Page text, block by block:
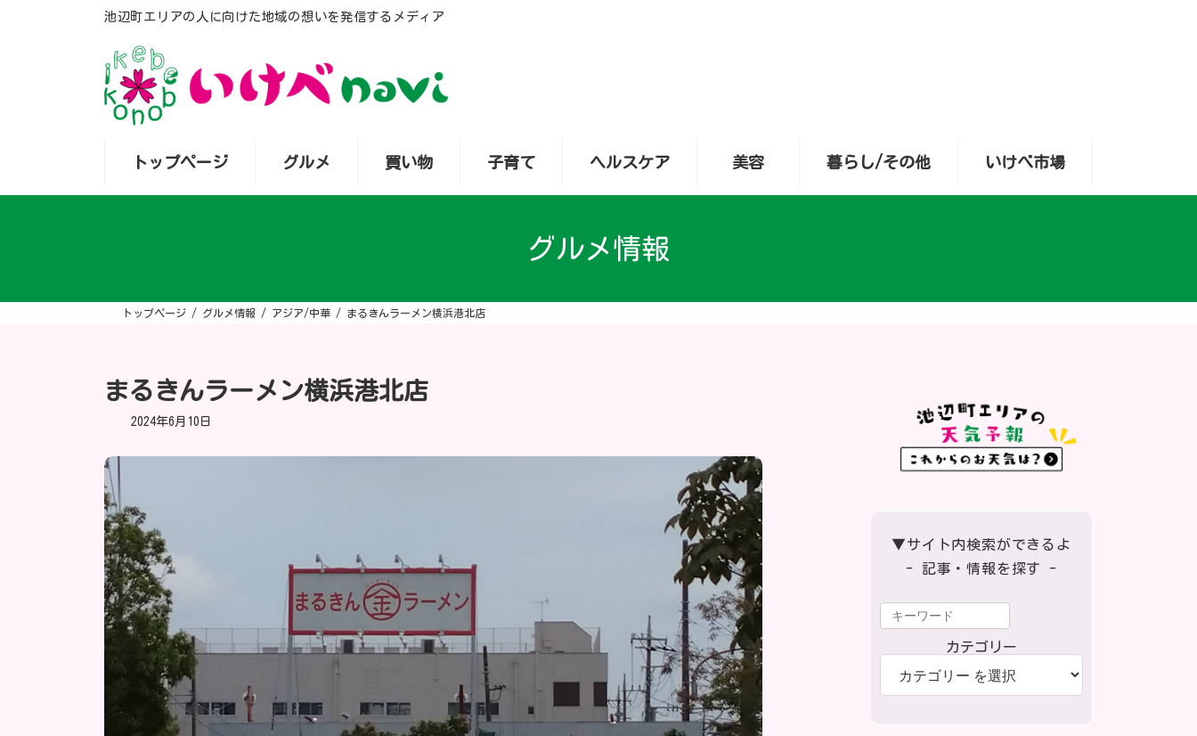
池辺町エリアの人に向けた地域の想いを発信するメディア
トップページ グルメ 買い物 子育て ヘルスケア 美容 暮らし/その他 いけべ市場
グルメ情報
トップページ グルメ情報 アジア/中華 まるきんラーメン横浜港北店
まるきんラーメン横浜港北店
2024年6月10日
▼サイト内検索ができるよ
- 記事・情報を探す -
カテゴリー